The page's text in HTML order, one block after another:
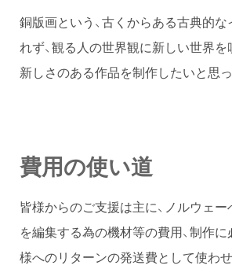
銅版画という、古くからある古典的
れず、観る人の世界観に新しい世界
新しさのある作品を制作したいと思っ
費用の使い道
皆様からのご支援は主に、ノルウェー
を編集する為の機材等の費用、制作に
様へのリターンの発送費として使わ